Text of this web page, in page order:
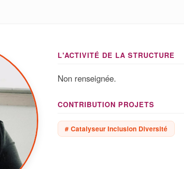
L'ACTIVITÉ DE LA STRUCTURE
Non renseignée.
CONTRIBUTION PROJETS
# Catalyseur Inclusion Diversité